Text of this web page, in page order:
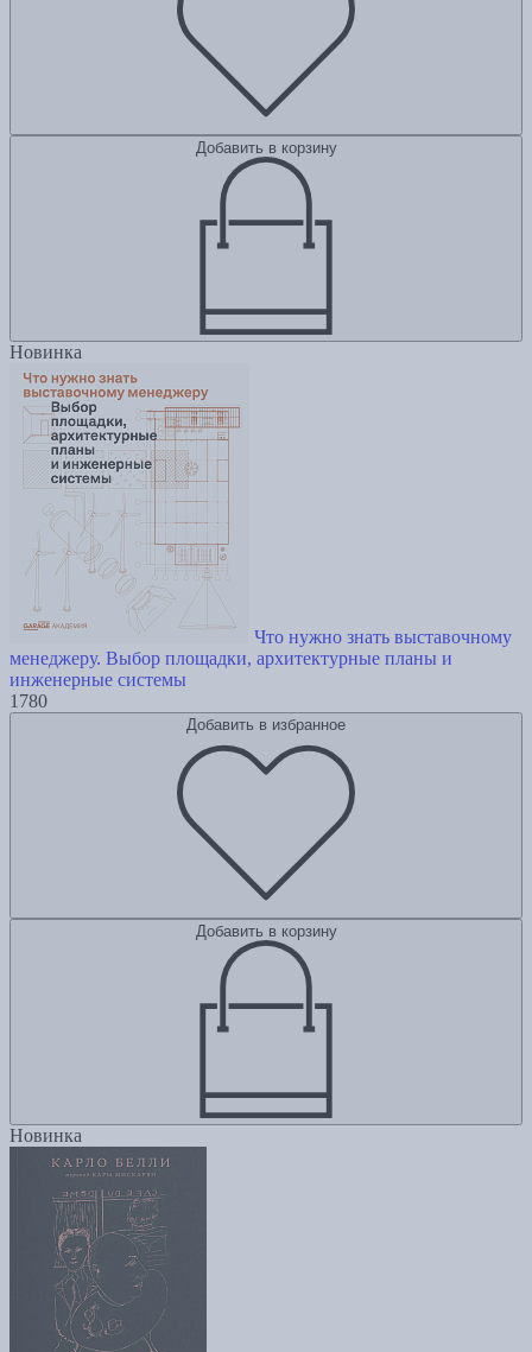
Добавить в корзину
Новинка
Что нужно знать выставочному
менеджеру. Выбор площадки, архитектурные планы и
инженерные системы
1780
Добавить в избранное
Добавить в корзину
Новинка